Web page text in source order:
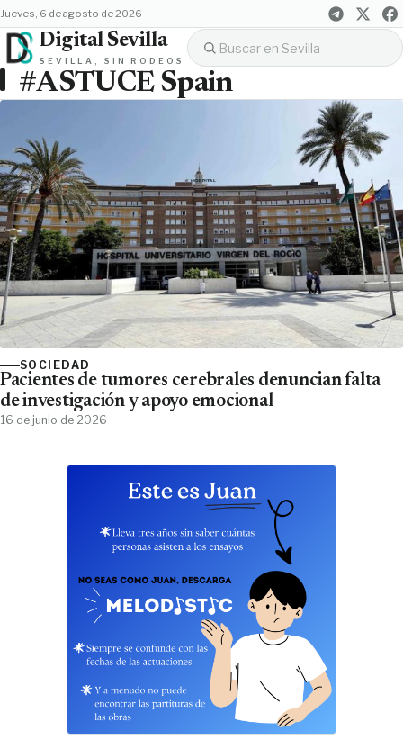
jueves, 6 de agosto de 2026
Digital Sevilla
SEVILLA, SIN RODEOS
#ASTUCE Spain
SOCIEDAD
Pacientes de tumores cerebrales denuncian falta
de investigación y apoyo emocional
16 de junio de 2026